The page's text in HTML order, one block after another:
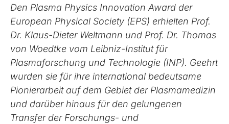
Den Plasma Physics Innovation Award der
European Physical Society (EPS) erhielten Prof.
Dr. Klaus-Dieter Weltmann und Prof. Dr. Thomas
von Woedtke vom Leibniz-Institut für
Plasmaforschung und Technologie (INP). Geehrt
wurden sie für ihre international bedeutsame
Pionierarbeit auf dem Gebiet der Plasmamedizin
und darüber hinaus für den gelungenen
Transfer der Forschungs- und